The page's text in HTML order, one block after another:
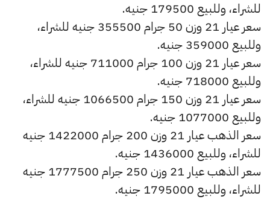
للشراء، وللبيع 179500 جنيه.
سعر عيار 21 وزن 50 جرام 355500 جنيه للشراء،
وللبيع 359000 جنيه.
سعر عيار 21 وزن 100 جرام 711000 جنيه للشراء،
وللبيع 718000 جنيه.
سعر عيار 21 وزن 150 جرام 1066500 جنيه للشراء،
وللبيع 1077000 جنيه.
سعر الذهب عيار 21 وزن 200 جرام 1422000 جنيه
للشراء، وللبيع 1436000 جنيه.
سعر الذهب عيار 21 وزن 250 جرام 1777500 جنيه
للشراء، وللبيع 1795000 جنيه.